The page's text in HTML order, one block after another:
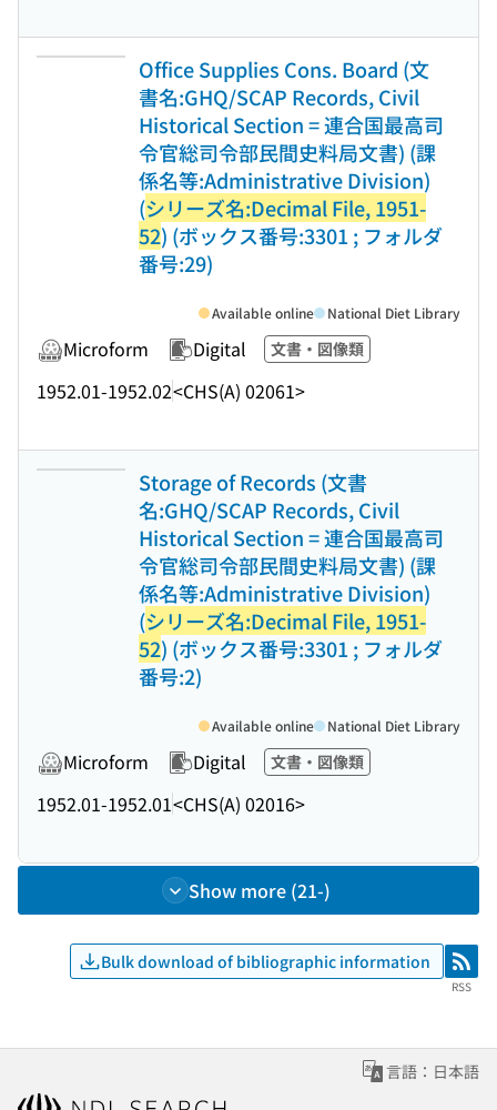
Office Supplies Cons. Board (文
書名:GHQ/SCAP Records, Civil
Historical Section = 連合国最高司
令官総司令部民間史料局文書) (課
係名等:Administrative Division)
(シリーズ名:Decimal File, 1951-
52) (ボックス番号:3301 ; フォルダ
番号:29)
Microform Digital 文書・図像類
1952.01-1952.02<CHS(A) 02061>
Available online National Diet Library
Storage of Records (文書
名:GHQ/SCAP Records, Civil
Historical Section = 連合国最高司
令官総司令部民間史料局文書) (課
係名等:Administrative Division)
(シリーズ名:Decimal File, 1951-
52) (ボックス番号:3301 ; フォルダ
番号:2)
Microform Digital 文書・図像類
1952.01-1952.01<CHS(A) 02016>
Available online National Diet Library
Show more (21-)
Bulk download of bibliographic information RSS
RSS
言語：日本語